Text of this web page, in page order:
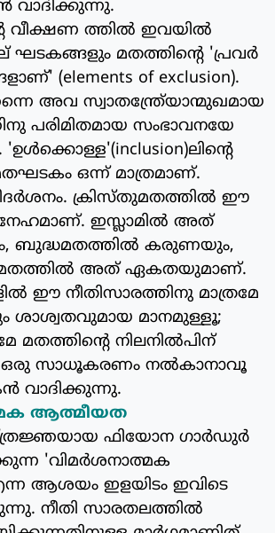
വീക്ഷണ ത്തില്‍ ഇവയില്‍
ഘടകങ്ങളും മതത്തിന്റെ 'പ്രവര്‍
(elements of exclusion).
അവ സ്വാതന്ത്രേ്യാന്മുഖമായ
പരിമിതമായ സംഭാവനയേ
ഒന്ന് മാത്രമാണ്.
ക്രിസ്തുമതത്തില്‍ ഈ
ഇസ്ലാമില്‍ അത്
ബുദ്ധമതത്തില്‍ കരുണയും,
അത് ഏകതയുമാണ്.
ഈ നീതിസാരത്തിനു മാത്രമേ
ശാശ്വതവുമായ മാനമുള്ളൂ;
മതത്തിന്റെ നിലനില്‍പിന്
ഒരു സാധൂകരണം നല്‍കാനാവൂ
വാദിക്കുന്നു.
ആത്മീയത
ഫിയോന ഗാര്‍ഡുര്‍
'വിമര്‍ശനാത്മക
ആശയം ഇളയിടം ഇവിടെ
നീതി സാരതലത്തില്‍